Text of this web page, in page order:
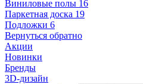
Виниловые полы 16
Паркетная доска 19
Подложки 6
Вернуться обратно
Акции
Новинки
Бренды
3D-дизайн